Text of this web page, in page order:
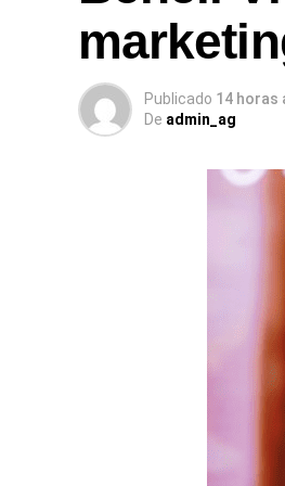
Publicado 14 horas
De admin_ag